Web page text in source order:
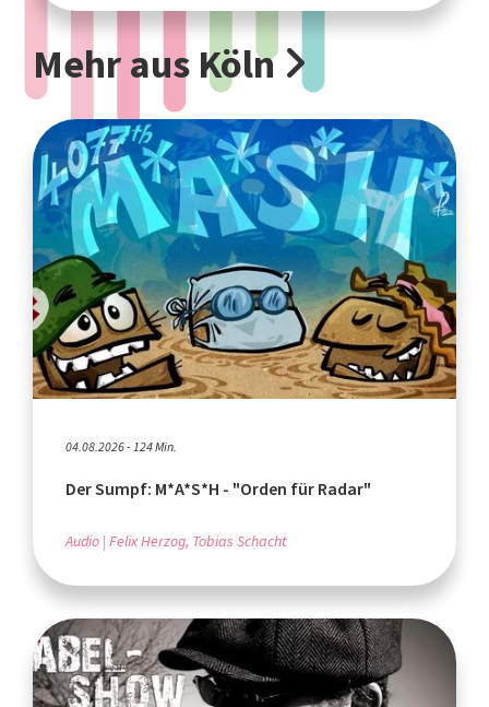
Mehr aus Köln
04.08.2026 - 124 Min.
Der Sumpf: M*A*S*H - "Orden für Radar"
Audio Felix Herzog, Tobias Schacht